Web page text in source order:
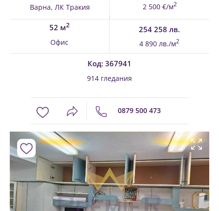
Варна, ЛК Тракия 2 500 €/м2
254 258 лв.
4 890 лв./м2
52 м2
Офис
Код: 367941
914 гледания
0879 500 473